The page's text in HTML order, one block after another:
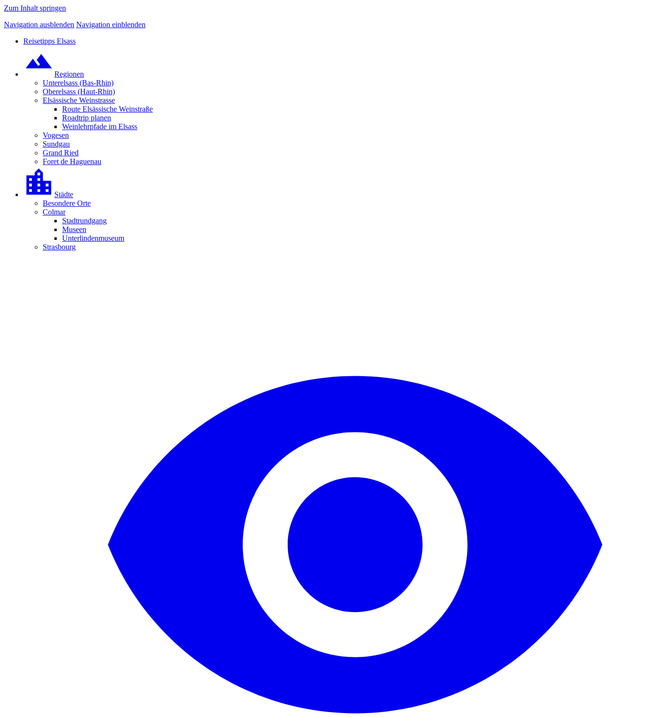
Zum Inhalt springen
Navigation ausblenden Navigation einblenden
Reisetipps Elsass
Regionen
Unterelsass (Bas-Rhin)
Oberelsass (Haut-Rhin)
Elsässische Weinstrasse
Route Elsässische Weinstraße
Roadtrip planen
Weinlehrpfade im Elsass
Vogesen
Sundgau
Grand Ried
Foret de Haguenau
Städte
Besondere Orte
Colmar
Stadtrundgang
Museen
Unterlindenmuseum
Strasbourg